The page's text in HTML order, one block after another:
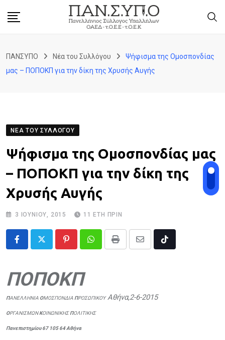
ΠΑΝΣΥΠΟ Νέα του Συλλόγου
Ψήφισμα της Ομοσπονδίας
μας – ΠΟΠΟΚΠ για την δίκη της Χρυσής Αυγής
ΝΈΑ ΤΟΥ ΣΥΛΛΌΓΟΥ
Ψήφισμα της Ομοσπονδίας μας
– ΠΟΠΟΚΠ για την δίκη της
Χρυσής Αυγής
3 ΙΟΥΝΊΟΥ, 2015 11 ΈΤΗ ΠΡΙΝ
PinterestWhatsappPrint
Share
Tiktok
ΠΟΠΟΚΠ
ΠΑΝΕΛΛΗΝΙΑ ΟΜΟΣΠΟΝΔΙΑΠΡΟΣΩΠΙΚΟΥΑθήνα,2-6-2015
ΟΡΓΑΝΙΣΜΩΝΚΟΙΝΩΝΙΚΗΣΠΟΛΙΤΙΚΗΣ
Πανεπιστημίου 67 105 64Αθήνα